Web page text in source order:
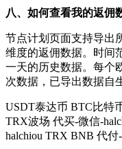
八、如何查看我的返佣
节点计划页面支持导出
维度的返佣数据。时间
一天的历史数据。每个
次数据，已导出数据自
USDT泰达币 BTC比特
TRX波场 代买-微信-
halchiou TRX BNB 代付